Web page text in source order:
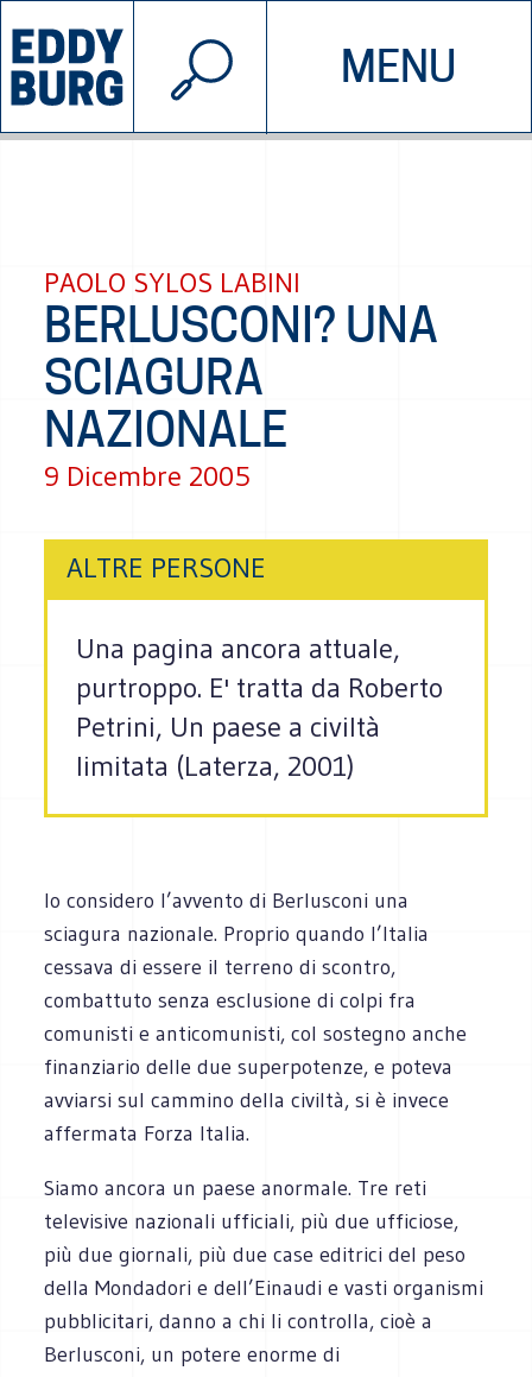
MENU
INIZIATIVE CHI SIAMO
© 2026 EDDYBURG
PAOLO SYLOS LABINI
BERLUSCONI? UNA
SCIAGURA
NAZIONALE
9 Dicembre 2005
ALTRE PERSONE
Una pagina ancora attuale,
purtroppo. E' tratta da Roberto
Petrini, Un paese a civiltà
limitata (Laterza, 2001)
Io considero l’avvento di Berlusconi una
sciagura nazionale. Proprio quando l’Italia
cessava di essere il terreno di scontro,
combattuto senza esclusione di colpi fra
comunisti e anticomunisti, col sostegno anche
finanziario delle due superpotenze, e poteva
avviarsi sul cammino della civiltà, si è invece
affermata Forza Italia.
Siamo ancora un paese anormale. Tre reti
televisive nazionali ufficiali, più due ufficiose,
più due giornali, più due case editrici del peso
della Mondadori e dell’Einaudi e vasti organismi
pubblicitari, danno a chi li controlla, cioè a
Berlusconi, un potere enorme di